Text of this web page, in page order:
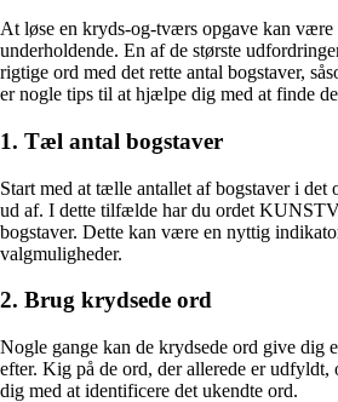
At løse en kryds-og-tværs opgave kan være
underholdende. En af de største
rigtige ord med det rette antal bogstaver,
er nogle tips til at hjælpe dig med at finde
1. Tæl antal bogstaver
Start med at tælle antallet af bogstaver i det
ud af. I dette tilfælde har du ordet
bogstaver. Dette kan være en nyttig
valgmuligheder.
2. Brug krydsede ord
Nogle gange kan de krydsede ord give dig
efter. Kig på de ord, der allerede er udfyldt,
dig med at identificere det ukendte ord.